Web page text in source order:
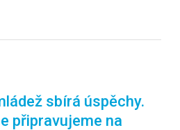
sbírá úspěchy.
připravujeme na